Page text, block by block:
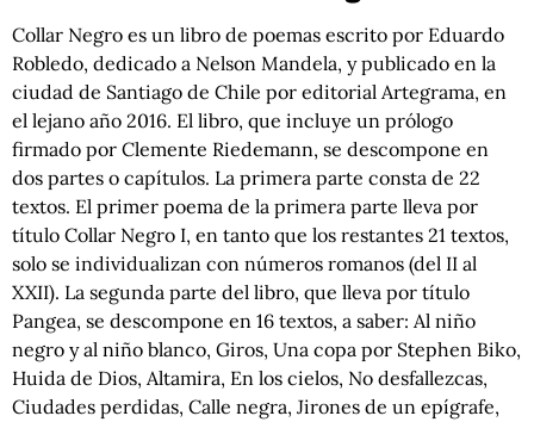
Collar Negro es un libro de poemas escrito por Eduardo
Robledo, dedicado a Nelson Mandela, y publicado en la
ciudad de Santiago de Chile por editorial Artegrama, en
el lejano año 2016. El libro, que incluye un prólogo
firmado por Clemente Riedemann, se descompone en
dos partes o capítulos. La primera parte consta de 22
textos. El primer poema de la primera parte lleva por
título Collar Negro I, en tanto que los restantes 21 textos,
solo se individualizan con números romanos (del II al
XXII). La segunda parte del libro, que lleva por título
Pangea, se descompone en 16 textos, a saber: Al niño
negro y al niño blanco, Giros, Una copa por Stephen Biko,
Huida de Dios, Altamira, En los cielos, No desfallezcas,
Ciudades perdidas, Calle negra, Jirones de un epígrafe,